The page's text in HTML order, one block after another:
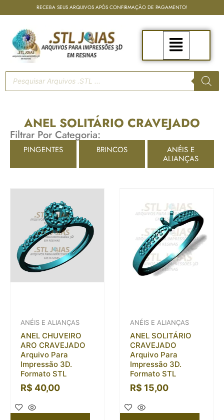
RECEBA SEUS ARQUIVOS APÓS CONFIRMAÇÃO DE PAGAMENTO!
ANEL SOLITÁRIO CRAVEJADO
Filtrar Por Categoria:
PINGENTES BRINCOS
ANÉIS E
ALIANÇAS
ANÉIS E ALIANÇAS
ANEL CHUVEIRO
ARO CRAVEJADO
Arquivo Para
Impressão 3D.
Formato STL
R$ 40,00
ANÉIS E ALIANÇAS
ANEL SOLITÁRIO
CRAVEJADO
Arquivo Para
Impressão 3D.
Formato STL
R$ 15,00